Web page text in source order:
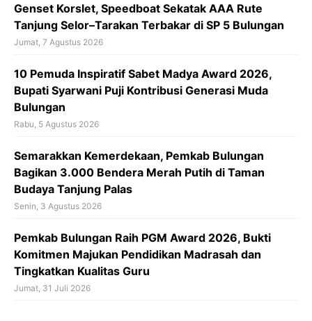
‎Genset Korslet, Speedboat Sekatak AAA Rute
Tanjung Selor–Tarakan Terbakar di SP 5 Bulungan
Jumat, 7 Agustus 2026
10 Pemuda Inspiratif Sabet Madya Award 2026,
Bupati Syarwani Puji Kontribusi Generasi Muda
Bulungan
Rabu, 5 Agustus 2026
Semarakkan Kemerdekaan, Pemkab Bulungan
Bagikan 3.000 Bendera Merah Putih di Taman
Budaya Tanjung Palas
Senin, 3 Agustus 2026
Pemkab Bulungan Raih PGM Award 2026, Bukti
Komitmen Majukan Pendidikan Madrasah dan
Tingkatkan Kualitas Guru
Jumat, 31 Juli 2026